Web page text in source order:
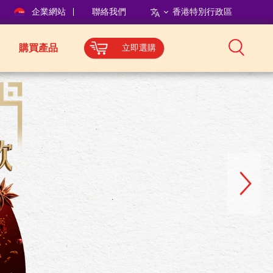
企業網站 聯絡我們 香港特別行政區
購買產品 立即選購